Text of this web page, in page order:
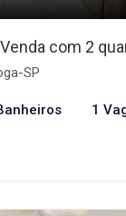
com 2
SP
1